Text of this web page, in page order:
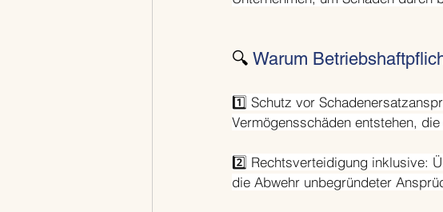
🔍 Warum
1️⃣ Schutz vor
Vermögensschäden entstehen,
2️⃣ Rechtsverteidigung inklusive:
die Abwehr unbegründeter